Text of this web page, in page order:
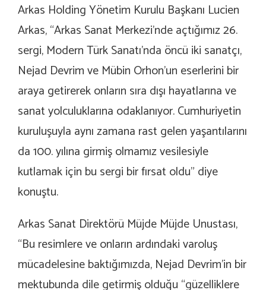
Arkas Holding Yönetim Kurulu Başkanı Lucien
Arkas, “Arkas Sanat Merkezi’nde açtığımız 26.
sergi, Modern Türk Sanatı’nda öncü iki sanatçı,
Nejad Devrim ve Mübin Orhon’un eserlerini bir
araya getirerek onların sıra dışı hayatlarına ve
sanat yolculuklarına odaklanıyor. Cumhuriyetin
kuruluşuyla aynı zamana rast gelen yaşantılarını
da 100. yılına girmiş olmamız vesilesiyle
kutlamak için bu sergi bir fırsat oldu” diye
konuştu.
Arkas Sanat Direktörü Müjde Müjde Unustası,
“Bu resimlere ve onların ardındaki varoluş
mücadelesine baktığımızda, Nejad Devrim’in bir
mektubunda dile getirmiş olduğu “güzelliklere